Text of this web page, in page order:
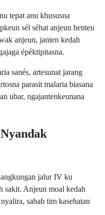
tepat anu khususna
sél séhat anjeun henteu
anjeun, janten kedah
épéktipitasna.
sanés, artesunat jarang
parasit malaria biasana
ubar, ngajantenkeunana
jalur IV ku
sakit. Anjeun moal kedah
sabab tim kasehatan